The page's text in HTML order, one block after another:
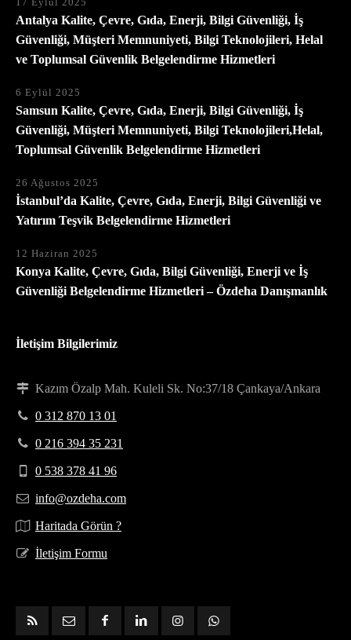
Antalya Kalite, Çevre, Gıda, Enerji, Bilgi Güvenliği, İş
Güvenliği, Müşteri Memnuniyeti, Bilgi Teknolojileri, Helal
ve Toplumsal Güvenlik Belgelendirme Hizmetleri
6 Eylül 2025
Samsun Kalite, Çevre, Gıda, Enerji, Bilgi Güvenliği, İş
Güvenliği, Müşteri Memnuniyeti, Bilgi Teknolojileri,Helal,
Toplumsal Güvenlik Belgelendirme Hizmetleri
26 Ağustos 2025
İstanbul’da Kalite, Çevre, Gıda, Enerji, Bilgi Güvenliği ve
Yatırım Teşvik Belgelendirme Hizmetleri
12 Haziran 2025
Konya Kalite, Çevre, Gıda, Bilgi Güvenliği, Enerji ve İş
Güvenliği Belgelendirme Hizmetleri – Özdeha Danışmanlık
İletişim Bilgilerimiz
Kazım Özalp Mah. Kuleli Sk. No:37/18 Çankaya/Ankara
0 312 870 13 01
0 216 394 35 231
0 538 378 41 96
info@ozdeha.com
Haritada Görün ?
İletişim Formu